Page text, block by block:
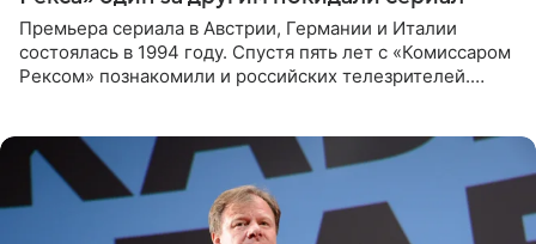
Премьера сериала в Австрии, Германии и Италии
состоялась в 1994 году. Спустя пять лет с «Комиссаром
Рексом» познакомили и российских телезрителей.